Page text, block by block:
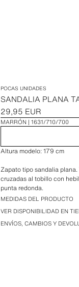
POCAS UNIDADES
SANDALIA PLANA
29,95 EUR
MARRÓN 1631/710/700
Altura modelo: 179 cm
Zapato tipo sandalia
cruzadas al tobillo con
punta redonda.
MEDIDAS DEL PRODUCTO
VER DISPONIBILIDAD EN
ENVÍOS, CAMBIOS Y